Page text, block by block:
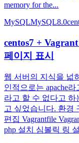
memory for the...
MySQLMySQL8.0
centos7 +
페이지 표시
웹 서버의 지식을 넓
인적으로는 apache
라고 할 수 없다고 하
고 싶었습니다. 환경
편집 Vagrantfile
php 설치 심볼릭 링